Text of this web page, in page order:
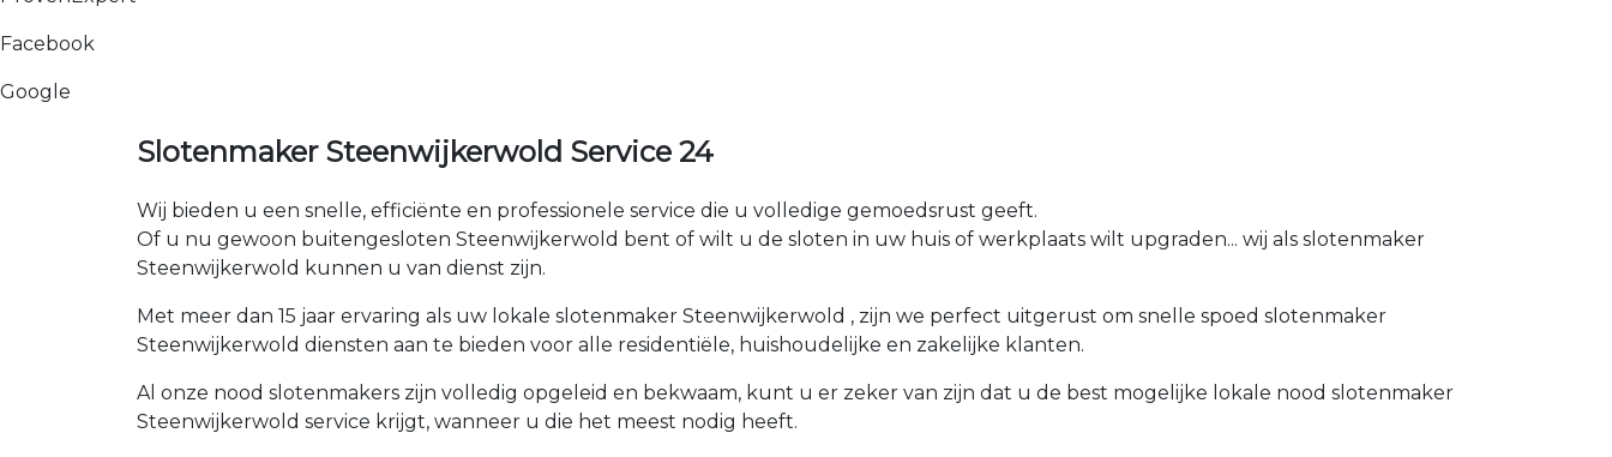
Facebook
Google
Slotenmaker Steenwijkerwold Service 24
Wij bieden u een snelle, efficiënte en professionele service die u volledige gemoedsrust geeft.
Of u nu gewoon buitengesloten Steenwijkerwold bent of wilt u de sloten in uw huis of werkplaats wilt upgraden... wij als slotenmaker
Steenwijkerwold kunnen u van dienst zijn.
Met meer dan 15 jaar ervaring als uw lokale slotenmaker Steenwijkerwold , zijn we perfect uitgerust om snelle spoed slotenmaker
Steenwijkerwold diensten aan te bieden voor alle residentiële, huishoudelijke en zakelijke klanten.
Al onze nood slotenmakers zijn volledig opgeleid en bekwaam, kunt u er zeker van zijn dat u de best mogelijke lokale nood slotenmaker
Steenwijkerwold service krijgt, wanneer u die het meest nodig heeft.